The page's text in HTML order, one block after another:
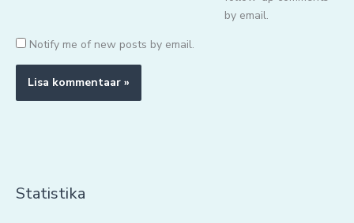
by email.
Notify me of new posts by email.
Statistika